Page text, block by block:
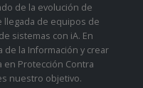
de la evolución de
llegada de equipos de
sistemas con iA. En
de la Información y crear
en Protección Contra
nuestro objetivo.